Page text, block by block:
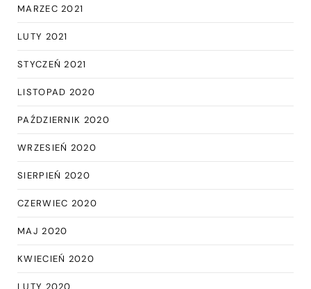
MARZEC 2021
LUTY 2021
STYCZEŃ 2021
LISTOPAD 2020
PAŹDZIERNIK 2020
WRZESIEŃ 2020
SIERPIEŃ 2020
CZERWIEC 2020
MAJ 2020
KWIECIEŃ 2020